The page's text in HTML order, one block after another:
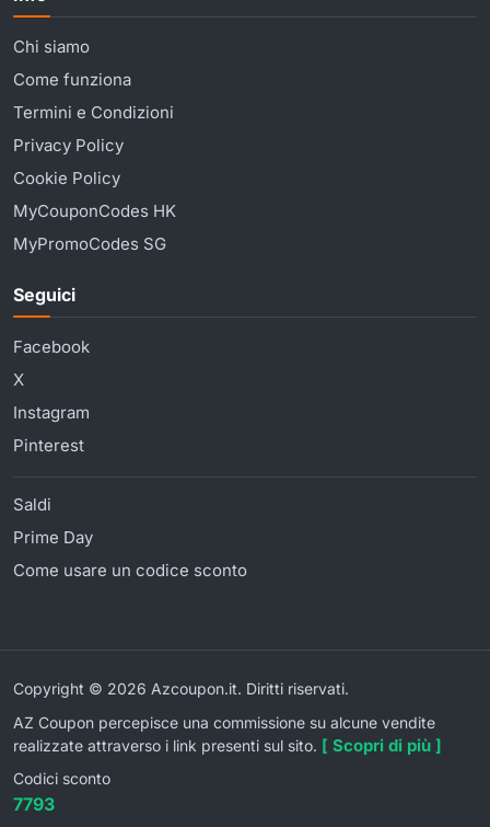
Chi siamo
Come funziona
Termini e Condizioni
Privacy Policy
Cookie Policy
MyCouponCodes HK
MyPromoCodes SG
Seguici
Facebook
X
Instagram
Pinterest
Saldi
Prime Day
Come usare un codice sconto
Copyright © 2026 Azcoupon.it. Diritti riservati.
AZ Coupon percepisce una commissione su alcune vendite
realizzate attraverso i link presenti sul sito. [ Scopri di più ]
Codici sconto
7793